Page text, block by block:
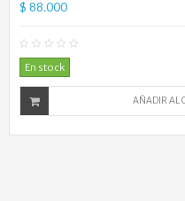
$ 88.000
En stock
AÑADIR AL